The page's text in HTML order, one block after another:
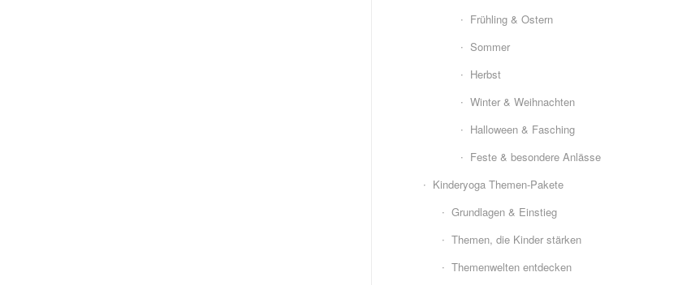
Frühling & Ostern
Sommer
Herbst
Winter & Weihnachten
Halloween & Fasching
Feste & besondere Anlässe
Kinderyoga Themen-Pakete
Grundlagen & Einstieg
Themen, die Kinder stärken
Themenwelten entdecken